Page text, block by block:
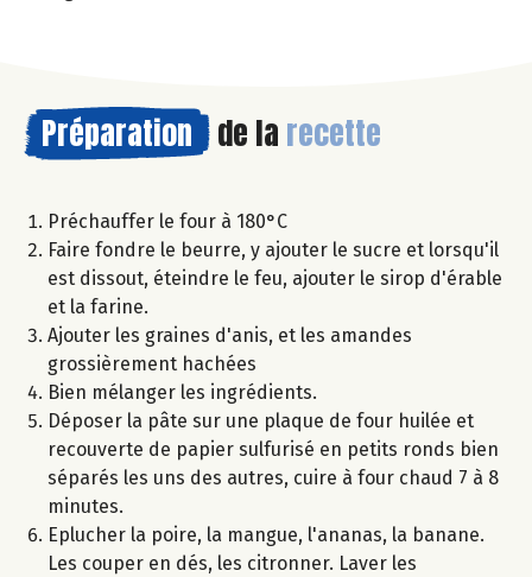
Préparation de la recette
Préchauffer le four à 180°C
Faire fondre le beurre, y ajouter le sucre et lorsqu'il
est dissout, éteindre le feu, ajouter le sirop d'érable
et la farine.
Ajouter les graines d'anis, et les amandes
grossièrement hachées
Bien mélanger les ingrédients.
Déposer la pâte sur une plaque de four huilée et
recouverte de papier sulfurisé en petits ronds bien
séparés les uns des autres, cuire à four chaud 7 à 8
minutes.
Eplucher la poire, la mangue, l'ananas, la banane.
Les couper en dés, les citronner. Laver les